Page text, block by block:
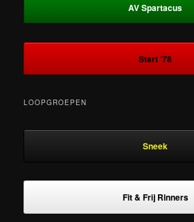
AV Spartacus
Start ‘78
LOOPGROEPEN
Sneek
Fit & Frij Rinners